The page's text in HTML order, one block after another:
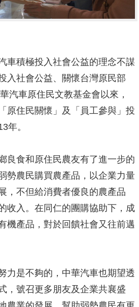
車積極投入社會公益的理念不謀
入社會公益、關懷台灣原民部
汽車原住民文教基金會以來，
原住民關懷」及「員工參與」投
年。
良食和原住民農友有了進一步的
勢農民購買農產品，以企業力量
，不但給消費者優良的農產品
收入。在同仁的團購協助下，成
機產品，對於回饋社會又往前邁
力是不夠的，中華汽車也期望透
，號召更多朋友及企業共襄盛